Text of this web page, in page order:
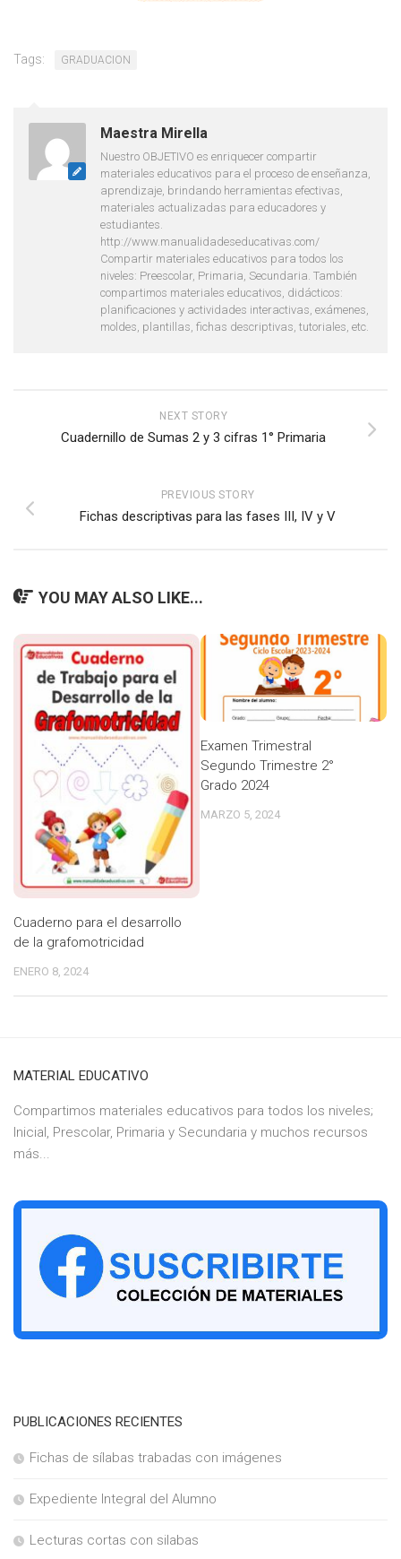
Tags: GRADUACION
Maestra Mirella
Nuestro OBJETIVO es enriquecer compartir
materiales educativos para el proceso de enseñanza,
aprendizaje, brindando herramientas efectivas,
materiales actualizadas para educadores y
estudiantes.
http://www.manualidadeseducativas.com/
Compartir materiales educativos para todos los
niveles: Preescolar, Primaria, Secundaria. También
compartimos materiales educativos, didácticos:
planificaciones y actividades interactivas, exámenes,
moldes, plantillas, fichas descriptivas, tutoriales, etc.
NEXT STORY
Cuadernillo de Sumas 2 y 3 cifras 1° Primaria
PREVIOUS STORY
Fichas descriptivas para las fases III, IV y V
YOU MAY ALSO LIKE...
Cuaderno para el desarrollo
de la grafomotricidad
ENERO 8, 2024
Examen Trimestral
Segundo Trimestre 2°
Grado 2024
MARZO 5, 2024
MATERIAL EDUCATIVO
Compartimos materiales educativos para todos los niveles;
Inicial, Prescolar, Primaria y Secundaria y muchos recursos
más...
PUBLICACIONES RECIENTES
Fichas de sílabas trabadas con imágenes
Expediente Integral del Alumno
Lecturas cortas con silabas